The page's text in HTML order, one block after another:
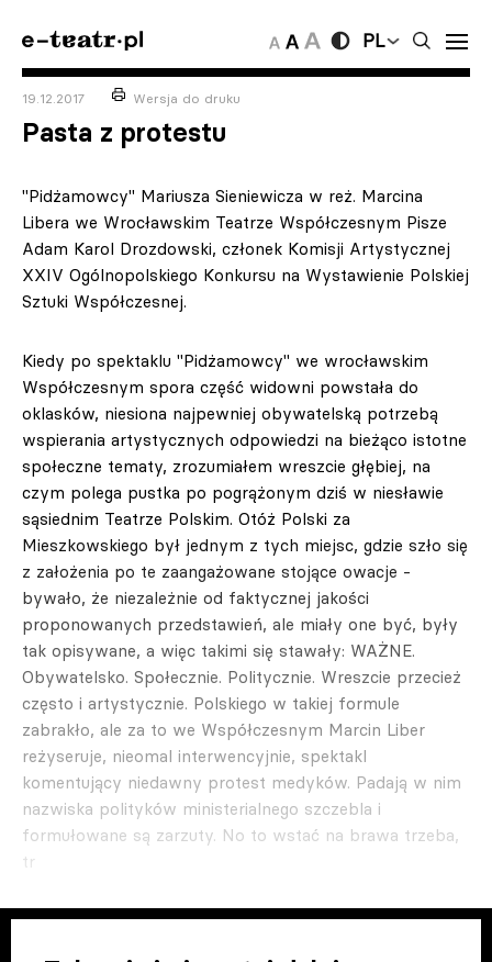
PL
19.12.2017 Wersja do druku
Pasta z protestu
"Pidżamowcy" Mariusza Sieniewicza w reż. Marcina
Libera we Wrocławskim Teatrze Współczesnym Pisze
Adam Karol Drozdowski, członek Komisji Artystycznej
XXIV Ogólnopolskiego Konkursu na Wystawienie Polskiej
Sztuki Współczesnej.
Kiedy po spektaklu "Pidżamowcy" we wrocławskim
Współczesnym spora część widowni powstała do
oklasków, niesiona najpewniej obywatelską potrzebą
wspierania artystycznych odpowiedzi na bieżąco istotne
społeczne tematy, zrozumiałem wreszcie głębiej, na
czym polega pustka po pogrążonym dziś w niesławie
sąsiednim Teatrze Polskim. Otóż Polski za
Mieszkowskiego był jednym z tych miejsc, gdzie szło się
z założenia po te zaangażowane stojące owacje -
bywało, że niezależnie od faktycznej jakości
proponowanych przedstawień, ale miały one być, były
tak opisywane, a więc takimi się stawały: WAŻNE.
Obywatelsko. Społecznie. Politycznie. Wreszcie przecież
często i artystycznie. Polskiego w takiej formule
zabrakło, ale za to we Współczesnym Marcin Liber
reżyseruje, nieomal interwencyjnie, spektakl
komentujący niedawny protest medyków. Padają w nim
nazwiska polityków ministerialnego szczebla i
formułowane są zarzuty. No to wstać na brawa trzeba,
tr